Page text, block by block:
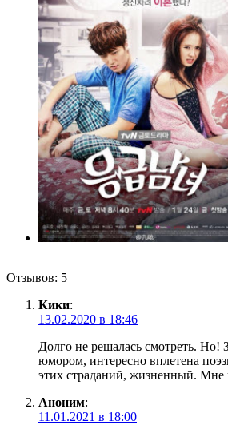
Отзывов: 5
Кики:
13.02.2020 в 18:46
Долго не решалась смотреть. Но!
юмором, интересно вплетена
этих страданий, жизненный. Мне
Аноним:
11.01.2021 в 18:00